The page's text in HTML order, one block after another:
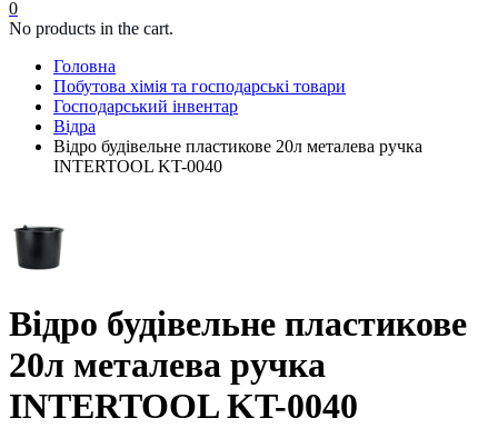
0
No products in the cart.
Головна
Побутова хімія та господарські товари
Господарський інвентар
Відра
Відро будівельне пластикове 20л металева ручка
INTERTOOL KT-0040
Відро будівельне пластикове
20л металева ручка
INTERTOOL KT-0040